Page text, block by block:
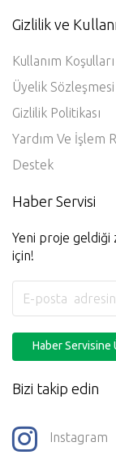
Üye Girişi
Gizlilik ve
Kullanım Koşulları
Üyelik Sözleşmesi
Gizlilik Politikası
Yardım Ve İşlem
Destek
Haber Servisi
Yeni proje geldiği
için!